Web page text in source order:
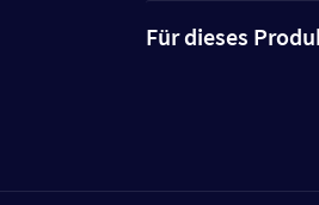
Für dieses